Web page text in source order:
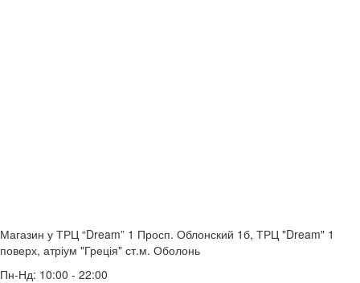
Магазин у ТРЦ “Dream” 1 Просп. Облонский 1б, ТРЦ "Dream" 1
поверх, атріум "Греція" ст.м. Оболонь
Пн-Нд: 10:00 - 22:00